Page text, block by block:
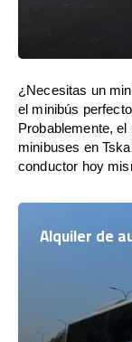
¿Necesitas un
el minibús
Probablemente,
minibuses en
conductor hoy
Alquiler de